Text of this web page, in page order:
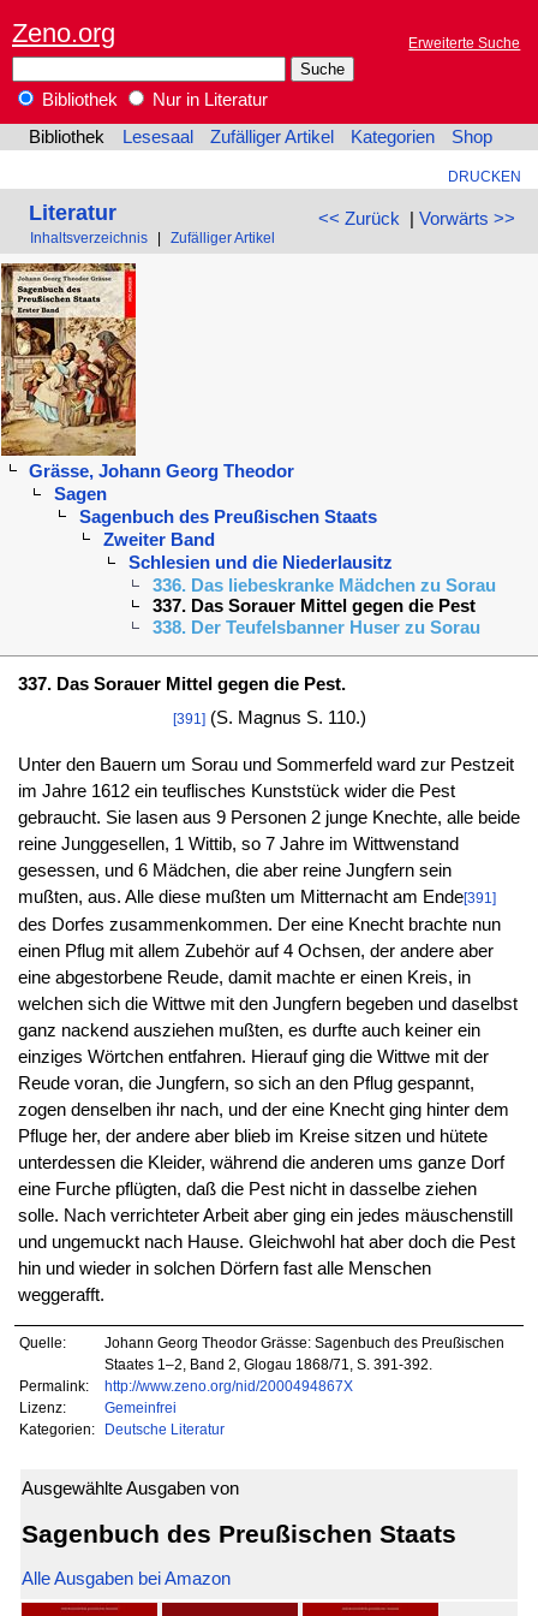
Zeno.org Erweiterte Suche
Bibliothek
Nur in Literatur
Bibliothek
Lesesaal Zufälliger Artikel Kategorien Shop
DRUCKEN
<< Zurück | Vorwärts >>
Literatur
Inhaltsverzeichnis Zufälliger Artikel
Grässe, Johann Georg Theodor
Sagen
Sagenbuch des Preußischen Staats
Zweiter Band
Schlesien und die Niederlausitz
336. Das liebeskranke Mädchen zu Sorau
337. Das Sorauer Mittel gegen die Pest
338. Der Teufelsbanner Huser zu Sorau
337. Das Sorauer Mittel gegen die Pest.
[391] (S. Magnus S. 110.)
Unter den Bauern um Sorau und Sommerfeld ward zur Pestzeit
im Jahre 1612 ein teuflisches Kunststück wider die Pest
gebraucht. Sie lasen aus 9 Personen 2 junge Knechte, alle beide
reine Junggesellen, 1 Wittib, so 7 Jahre im Wittwenstand
gesessen, und 6 Mädchen, die aber reine Jungfern sein
mußten, aus. Alle diese mußten um Mitternacht am Ende[391]
des Dorfes zusammenkommen. Der eine Knecht brachte nun
einen Pflug mit allem Zubehör auf 4 Ochsen, der andere aber
eine abgestorbene Reude, damit machte er einen Kreis, in
welchen sich die Wittwe mit den Jungfern begeben und daselbst
ganz nackend ausziehen mußten, es durfte auch keiner ein
einziges Wörtchen entfahren. Hierauf ging die Wittwe mit der
Reude voran, die Jungfern, so sich an den Pflug gespannt,
zogen denselben ihr nach, und der eine Knecht ging hinter dem
Pfluge her, der andere aber blieb im Kreise sitzen und hütete
unterdessen die Kleider, während die anderen ums ganze Dorf
eine Furche pflügten, daß die Pest nicht in dasselbe ziehen
solle. Nach verrichteter Arbeit aber ging ein jedes mäuschenstill
und ungemuckt nach Hause. Gleichwohl hat aber doch die Pest
hin und wieder in solchen Dörfern fast alle Menschen
weggerafft.
Quelle:
Johann Georg Theodor Grässe: Sagenbuch des Preußischen
Staates 1–2, Band 2, Glogau 1868/71, S. 391-392.
Permalink:
http://www.zeno.org/nid/2000494867X
Lizenz:
Gemeinfrei
Kategorien:
Deutsche Literatur
Ausgewählte Ausgaben von
Sagenbuch des Preußischen Staats
Alle Ausgaben bei Amazon